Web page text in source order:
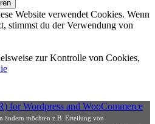
Website verwendet Cookies. Wenn
stimmst du der Verwendung von
zur Kontrolle von Cookies,
ändern möchten z.B. Erteilung von